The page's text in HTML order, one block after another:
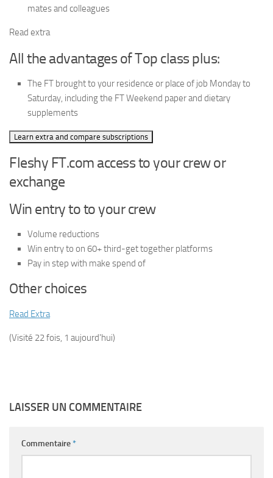
mates and colleagues
Read extra
All the advantages of Top class plus:
The FT brought to your residence or place of job Monday to
Saturday, including the FT Weekend paper and dietary
supplements
Learn extra and compare subscriptions
Fleshy FT.com access to your crew or
exchange
Win entry to to your crew
Volume reductions
Win entry to on 60+ third-get together platforms
Pay in step with make spend of
Other choices
Read Extra
(Visité 22 fois, 1 aujourd'hui)
LAISSER UN COMMENTAIRE
Commentaire*